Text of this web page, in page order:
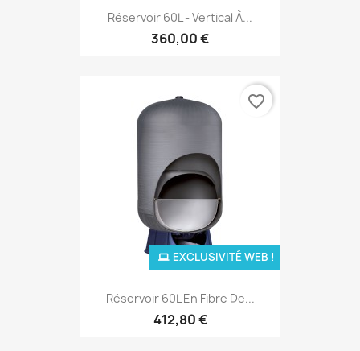
Réservoir 60L - Vertical À...
360,00 €
Réservoir 60L En Fibre De...
412,80 €
EXCLUSIVITÉ WEB !
favorite_border